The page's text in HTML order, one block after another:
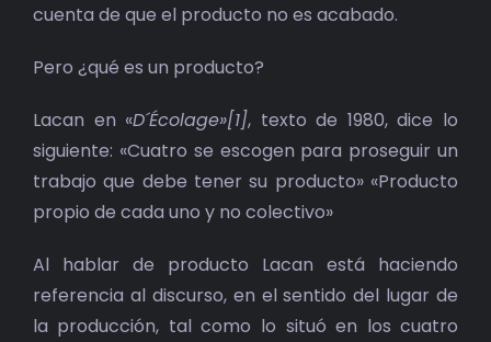
cuenta de que el producto no es acabado.
Pero ¿qué es un producto?
Lacan en «D´Écolage»[1], texto de 1980, dice lo
siguiente: «Cuatro se escogen para proseguir un
trabajo que debe tener su producto» «Producto
propio de cada uno y no colectivo»
Al hablar de producto Lacan está haciendo
referencia al discurso, en el sentido del lugar de
la producción, tal como lo situó en los cuatro